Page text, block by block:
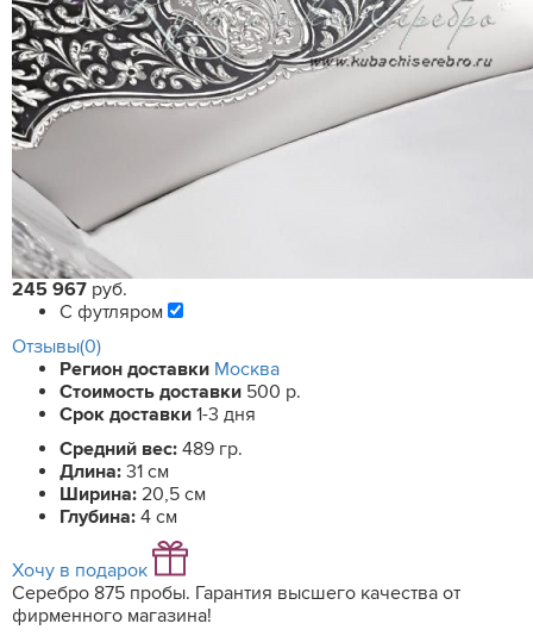
245 967 руб.
С футляром
Отзывы(0)
Регион доставки Москва
Стоимость доставки 500 р.
Срок доставки 1-3 дня
Средний вес: 489 гр.
Длина: 31 см
Ширина: 20,5 см
Глубина: 4 см
Хочу в подарок
Серебро 875 пробы. Гарантия высшего качества от
фирменного магазина!